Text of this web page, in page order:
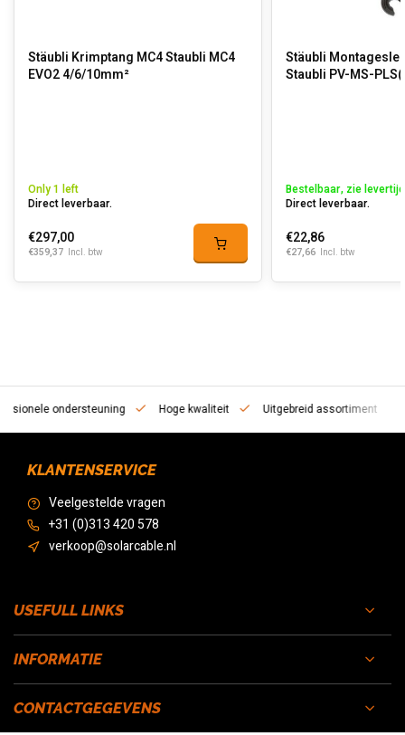
Stäubli Krimptang MC4 Staubli MC4
EVO2 4/6/10mm²
Only 1 left
Direct leverbaar.
€297,00
€359,37 Incl. btw
Stäubli
Staubli PV-MS-
Bestelbaar, zie
Direct leverbaar.
€22,86
€27,66 Incl. btw
ondersteuning Hoge kwaliteit Uitgebreid assortiment
KLANTENSERVICE
Veelgestelde vragen
+31 (0)313 420 578
verkoop@solarcable.nl
USEFULL LINKS
INFORMATIE
CONTACTGEGEVENS